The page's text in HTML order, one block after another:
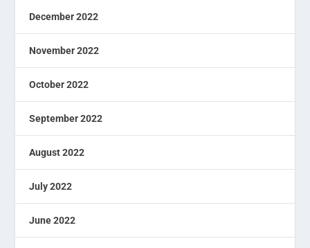
December 2022
November 2022
October 2022
September 2022
August 2022
July 2022
June 2022